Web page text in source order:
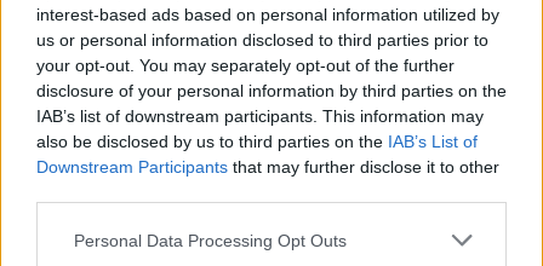
interest-based ads based on personal information utilized by
us or personal information disclosed to third parties prior to
your opt-out. You may separately opt-out of the further
disclosure of your personal information by third parties on the
IAB’s list of downstream participants. This information may
also be disclosed by us to third parties on the IAB’s List of
Downstream Participants that may further disclose it to other
Please note that this website/app uses one or more Google
Personal Data Processing Opt Outs
ΔΙΑΒΑΣΤΕ ΕΠΙΣΗΣ
Πολιτική|14.02.2024 17:34
Μήνυμα Κασσελάκη: Όποιος δεν
ψηφίσει το νομοσχέδιο για τα